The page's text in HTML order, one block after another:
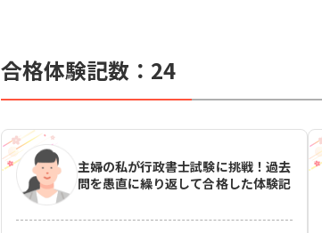
合格体験記数： 24
主婦の私が行政書士試験に挑戦！過去
問を愚直に繰り返して合格した体験記